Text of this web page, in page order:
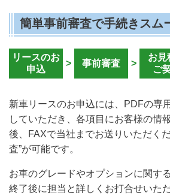
簡単事前審査で手続きスム
リースのお
申込
> 事前審査 >
お見
ご
新車リースのお申込には、PDFの専
していただき、各項目にお客様の情
後、FAXで当社までお送りいただく
査”が可能です。
お車のグレードやオプションに関す
終了後に担当と詳しくお打合せいた